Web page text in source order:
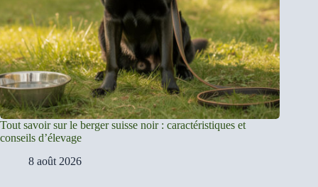
Tout savoir sur le berger suisse noir : caractéristiques et
conseils d’élevage
8 août 2026